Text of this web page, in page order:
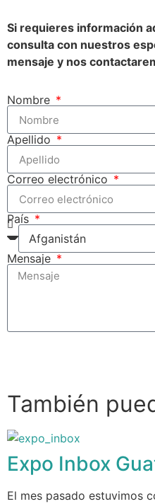
Si requieres información
consulta con nuestros
mensaje y nos
Nombre
Apellido
Correo electrónico
País
Mensaje
También
Expo Inbox
El mes pasado estuvimos